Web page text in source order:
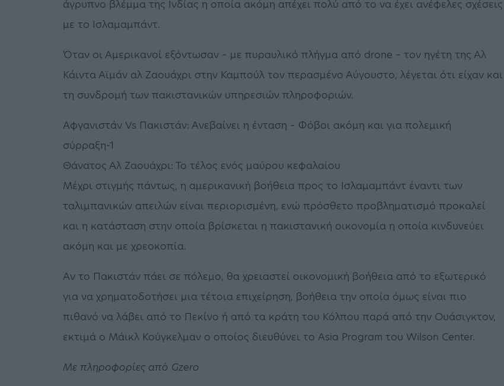
άγρυπνο βλέμμα της Ινδίας η οποία ακόμη απέχει πολύ από το να έχει ανέφελες σχέσεις
με το Ισλαμαμπάντ.
Όταν οι Αμερικανοί εξόντωσαν – με πυραυλικό πλήγμα από drone – τον ηγέτη της Αλ
Κάιντα Αϊμάν αλ Ζαουάχρι στην Καμπούλ τον περασμένο Αύγουστο, λέγεται ότι είχαν και
τη συνδρομή των πακιστανικών υπηρεσιών πληροφοριών.
Αφγανιστάν Vs Πακιστάν: Ανεβαίνει η ένταση – Φόβοι ακόμη και για πολεμική
σύρραξη-1
Θάνατος Αλ Ζαουάχρι: Το τέλος ενός μαύρου κεφαλαίου
Μέχρι στιγμής πάντως, η αμερικανική βοήθεια προς το Ισλαμαμπάντ έναντι των
ταλιμπανικών απειλών είναι περιορισμένη, ενώ πρόσθετο προβληματισμό προκαλεί
και η κατάσταση στην οποία βρίσκεται η πακιστανική οικονομία η οποία κινδυνεύει
ακόμη και με χρεοκοπία.
Αν το Πακιστάν πάει σε πόλεμο, θα χρειαστεί οικονομική βοήθεια από το εξωτερικό
για να χρηματοδοτήσει μια τέτοια επιχείρηση, βοήθεια την οποία όμως είναι πιο
πιθανό να λάβει από το Πεκίνο ή από τα κράτη του Κόλπου παρά από την Ουάσιγκτον,
εκτιμά ο Μάικλ Κούγκελμαν ο οποίος διευθύνει το Asia Program του Wilson Center.
Με πληροφορίες από Gzero